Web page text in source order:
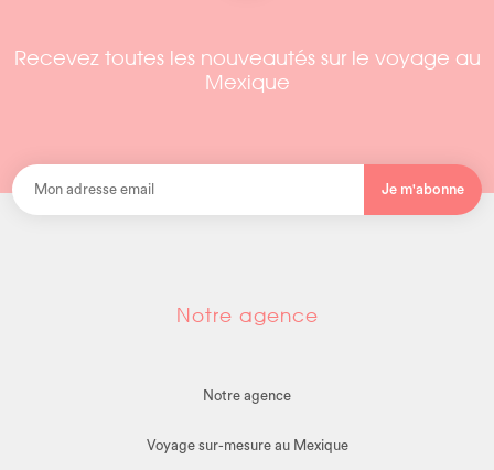
Recevez toutes les nouveautés sur le voyage au
Mexique
Je m'abonne
Notre agence
Notre agence
Voyage sur-mesure au Mexique